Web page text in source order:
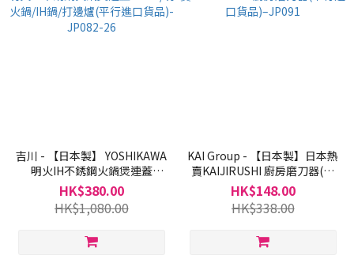
吉川 - 【日本製】 YOSHIKAWA
明火IH不銹鋼火鍋煲連蓋
26cm/明火鍋/IH鍋/打邊爐(平
行進口貨品)-JP082-26
HK$380.00
HK$1,080.00
KAI Group - 【日本製】日本熱
賣KAIJIRUSHI 廚房磨刀器(平
行進口貨品)–JP091
HK$148.00
HK$338.00